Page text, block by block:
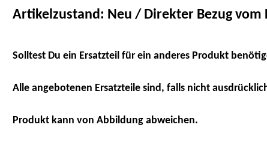
Artikelzustand: Neu / Direkter Bezug
Solltest Du ein Ersatzteil für ein anderes Produkt
Alle angebotenen Ersatzteile sind, falls nicht
Produkt kann von Abbildung abweichen.